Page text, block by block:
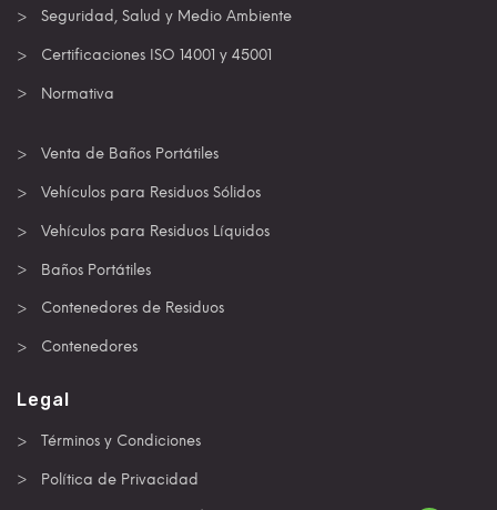
Seguridad, Salud y Medio Ambiente
Certificaciones ISO 14001 y 45001
Normativa
Venta de Baños Portátiles
Vehículos para Residuos Sólidos
Vehículos para Residuos Líquidos
Baños Portátiles
Contenedores de Residuos
Contenedores
Legal
Términos y Condiciones
Política de Privacidad